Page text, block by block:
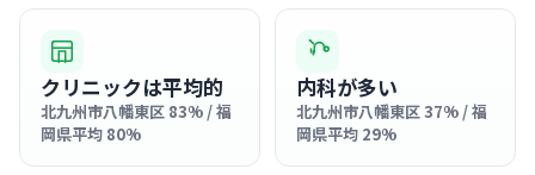
クリニックは平均的
北九州市八幡東区 83% / 福
岡県平均 80%
内科が多い
北九州市八幡東区 37% / 福
岡県平均 29%